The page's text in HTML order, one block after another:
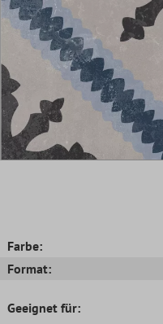
Farbe:
Format:
Geeignet für: